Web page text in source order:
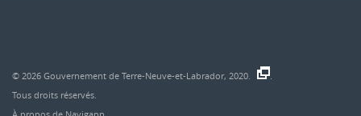
© 2026 Gouvernement de Terre-Neuve-et-Labrador, 2020.
Tous droits réservés.